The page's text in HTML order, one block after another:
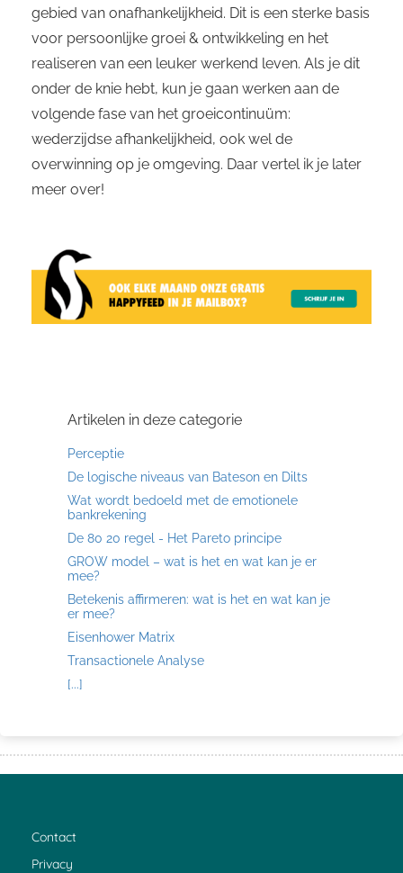
gebied van onafhankelijkheid. Dit is een sterke basis
voor persoonlijke groei & ontwikkeling en het
realiseren van een leuker werkend leven. Als je dit
onder de knie hebt, kun je gaan werken aan de
volgende fase van het groeicontinuüm:
wederzijdse afhankelijkheid, ook wel de
overwinning op je omgeving. Daar vertel ik je later
meer over!
Artikelen in deze categorie
Perceptie
De logische niveaus van Bateson en Dilts
Wat wordt bedoeld met de emotionele
bankrekening
De 80 20 regel - Het Pareto principe
GROW model – wat is het en wat kan je er
mee?
Betekenis affirmeren: wat is het en wat kan je
er mee?
Eisenhower Matrix
Transactionele Analyse
[...]
Contact
Privacy